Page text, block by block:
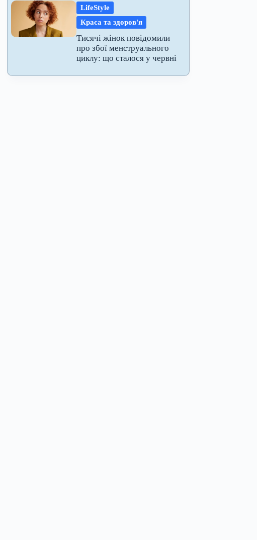
LifeStyle
Краса та здоров'я
Тисячі жінок повідомили
про збої менструального
циклу: що сталося у червні